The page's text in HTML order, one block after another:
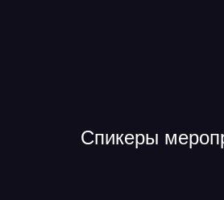
Спикеры